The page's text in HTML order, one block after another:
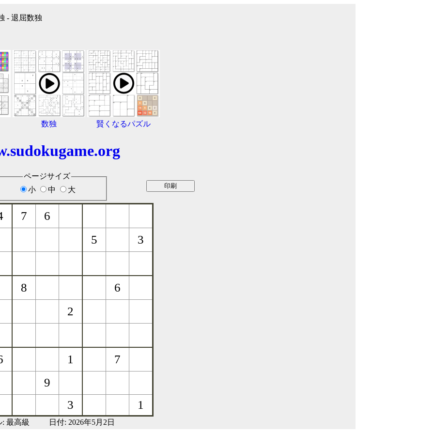
- 退屈数独
数独 賢くなるパズル
ページサイズ
小
中 大
: 最高級 日付: 2026年5月2日